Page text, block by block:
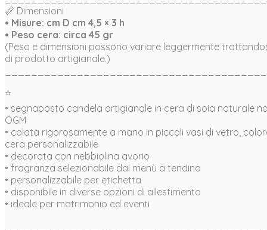
📏 Dimensioni
• Misure: cm D cm 4,5 × 3 h
• Peso cera: circa 45 gr
(Peso e dimensioni possono variare leggermente
di prodotto artigianale.)
⭐
• segnaposto candela artigianale in cera di soia naturale
OGM
• colata rigorosamente a mano in piccoli vasi di vetro,
cera personalizzabile
• decorata con nebbiolina avorio
• fragranza selezionabile dal menù a tendina
• personalizzabile per etichetta
• disponibile in diverse opzioni di allestimento
• ideale per matrimonio ed eventi